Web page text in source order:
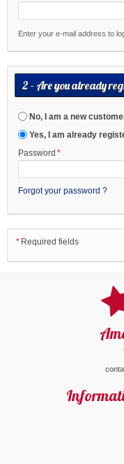
Enter your e-mail address to
2 - Are you already
No, I am a new
Yes, I am already
Password *
Forgot your password ?
* Required fields